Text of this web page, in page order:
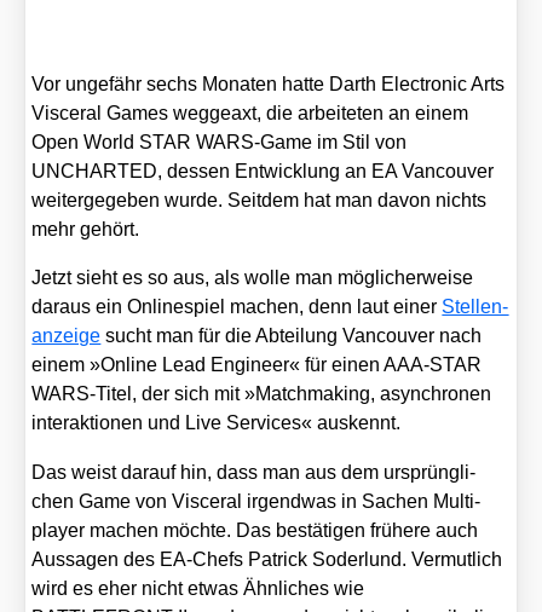
Vor unge­fähr sechs Mona­ten hat­te Darth Elec­tro­nic Arts
Vis­ce­ral Games weg­ge­axt, die arbei­te­ten an einem
Open World STAR WARS-Game im Stil von
UNCHARTED, des­sen Ent­wick­lung an EA Van­cou­ver
wei­ter­ge­ge­ben wur­de. Seit­dem hat man davon nichts
mehr gehört.
Jetzt sieht es so aus, als wol­le man mög­li­cher­wei­se
dar­aus ein Online­spiel machen, denn laut einer Stel­len­
an­zei­ge sucht man für die Abtei­lung Van­cou­ver nach
einem »Online Lead Engi­neer« für einen AAA-STAR
WARS-Titel, der sich mit »Match­ma­king, asyn­chro­nen
inter­ak­tio­nen und Live Ser­vices« aus­kennt.
Das weist dar­auf hin, dass man aus dem ursprüng­li­
chen Game von Vis­ce­ral irgend­was in Sachen Mul­ti­
play­er machen möch­te. Das bestä­ti­gen frü­he­re auch
Aus­sa­gen des EA-Chefs Patrick Soder­lund. Ver­mut­lich
wird es eher nicht etwas Ähn­li­ches wie